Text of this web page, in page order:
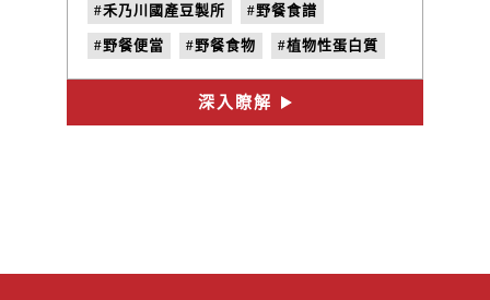
物和便當，共同度過一個美好的時光!接
下來禾乃川就要來教你，如何準備一個健
康又養生，而且大人小孩都會喜歡的野餐
食物吧!
#禾乃川國產豆製所 #野餐食譜
#野餐便當 #野餐食物 #植物性蛋白質
#國產純濃豆漿 #手工豆皮 #乳酪吐司
#黑豆茶
深入瞭解